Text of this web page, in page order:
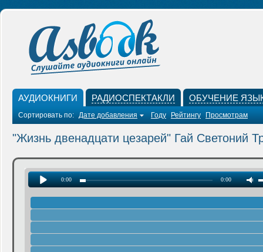
АУДИОКНИГИ РАДИОСПЕКТАКЛИ ОБУЧЕНИЕ
Сортировать по: Дате добавления Году Рейтингу Просмотрам
"Жизнь двенадцати цезарей" Гай Светоний
0:00 0:00